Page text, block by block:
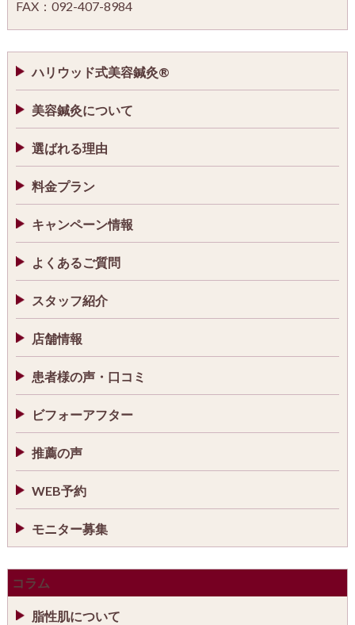
FAX：092-407-8984
ハリウッド式美容鍼灸®
美容鍼灸について
選ばれる理由
料金プラン
キャンペーン情報
よくあるご質問
スタッフ紹介
店舗情報
患者様の声・口コミ
ビフォーアフター
推薦の声
WEB予約
モニター募集
コラム
脂性肌について